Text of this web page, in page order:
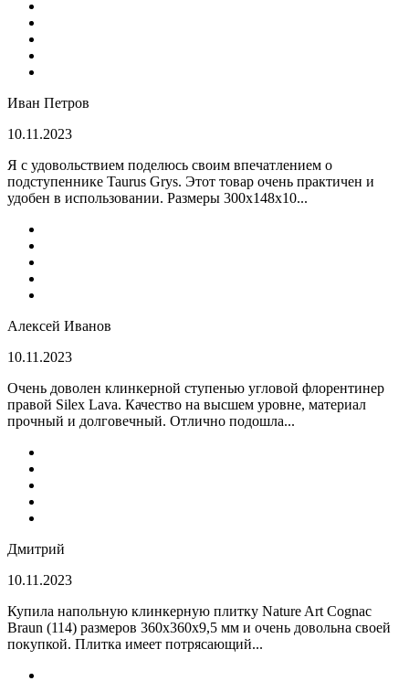
Иван Петров
10.11.2023
Я с удовольствием поделюсь своим впечатлением о
подступеннике Taurus Grys. Этот товар очень практичен и
удобен в использовании. Размеры 300х148х10...
Алексей Иванов
10.11.2023
Очень доволен клинкерной ступенью угловой флорентинер
правой Silex Lava. Качество на высшем уровне, материал
прочный и долговечный. Отлично подошла...
Дмитрий
10.11.2023
Купила напольную клинкерную плитку Nature Art Cognac
Braun (114) размеров 360x360x9,5 мм и очень довольна своей
покупкой. Плитка имеет потрясающий...